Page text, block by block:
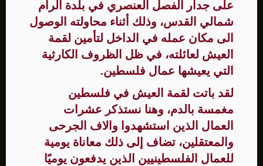
على جدار الفصل العنصري في بلدة الرام
شمالي القدس، وذلك أثناء محاولته الوصول
الى مكان عمله في الداخل لتأمين لقمة
العيش لعائلته، في ظل الظروف الكارثية
التي يعيشها عمال فلسطين.
لقد باتت لقمة العيش في فلسطين
مغمسة بالدم، وهنا نستذكر عشرات
العمال الذين استشهدوا والاف الجرحى
والمعتقلين، تضاف إلى ذلك معاناة يومية
للعمال الفلسطينيين الذين يدفعون يوميًا